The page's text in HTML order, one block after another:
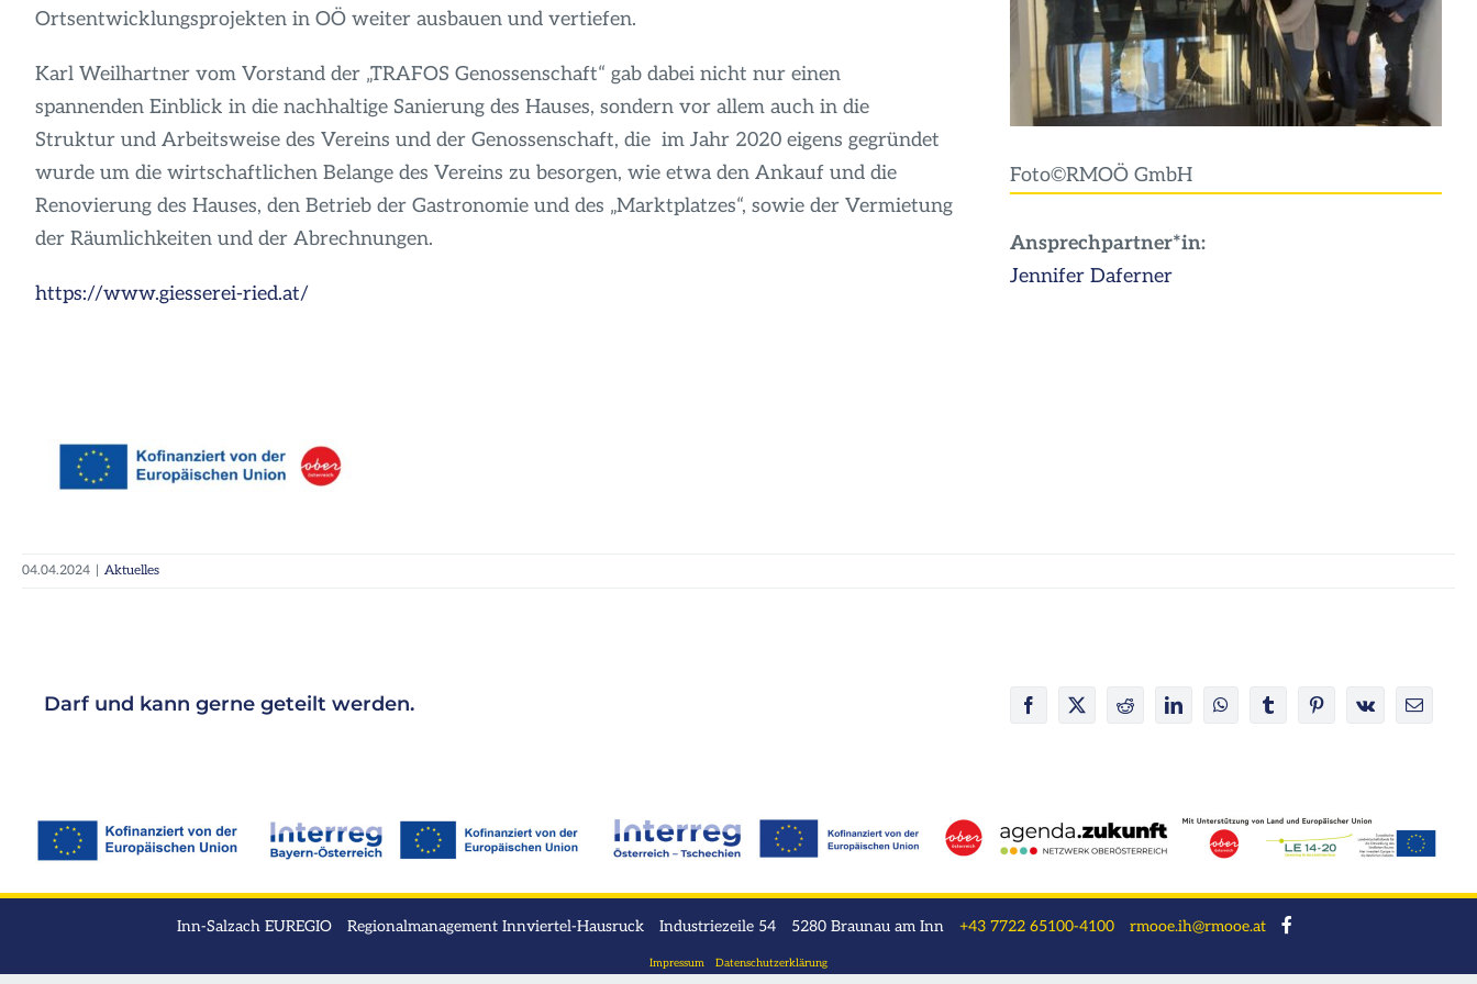
Ortsentwicklungsprojekten in OÖ weiter ausbauen und vertiefen.
Karl Weilhartner vom Vorstand der „TRAFOS Genossenschaft“ gab dabei nicht nur einen
spannenden Einblick in die nachhaltige Sanierung des Hauses, sondern vor allem auch in die
Struktur und Arbeitsweise des Vereins und der Genossenschaft, die im Jahr 2020 eigens gegründet
wurde um die wirtschaftlichen Belange des Vereins zu besorgen, wie etwa den Ankauf und die
Renovierung des Hauses, den Betrieb der Gastronomie und des „Marktplatzes“, sowie der Vermietung
der Räumlichkeiten und der Abrechnungen.
https://www.giesserei-ried.at/
Foto©RMOÖ GmbH
Ansprechpartner*in:
Jennifer Daferner
04.04.2024 Aktuelles
Darf und kann gerne geteilt werden. Facebook
X RedditLinkedInWhatsAppTumblrPinterest
Vk
E-
Mail
Inn-Salzach EUREGIO Regionalmanagement Innviertel-Hausruck Industriezeile 54 5280 Braunau am Inn +43 7722 65100-4100 rmooe.ih@rmooe.at
Impressum Datenschutzerklärung